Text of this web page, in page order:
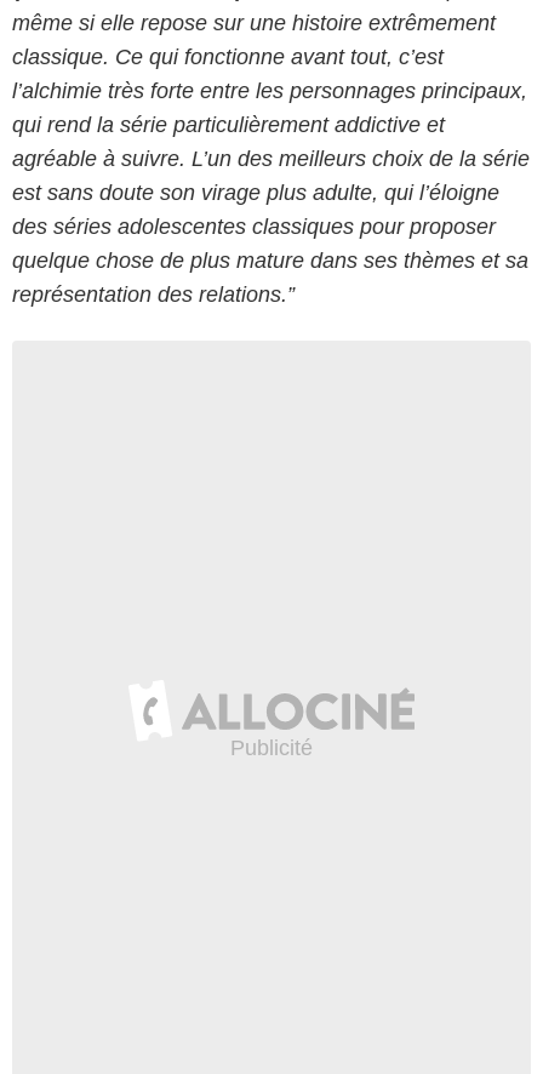
même si elle repose sur une histoire extrêmement
classique. Ce qui fonctionne avant tout, c’est
l’alchimie très forte entre les personnages principaux,
qui rend la série particulièrement addictive et
agréable à suivre. L’un des meilleurs choix de la série
est sans doute son virage plus adulte, qui l’éloigne
des séries adolescentes classiques pour proposer
quelque chose de plus mature dans ses thèmes et sa
représentation des relations.”